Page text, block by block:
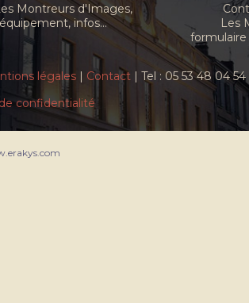
Montreurs d'Images,
infos...
Les
formulaire
légales | Contact | Tel : 05 53 48 04 54
confidentialité